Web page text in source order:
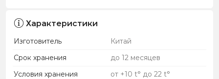
Характеристики
Изготовитель
Китай
Срок хранения
до 12 месяцев
Условия хранения
от +10 t° до 22 t°